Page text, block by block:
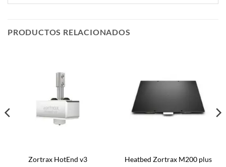
PRODUCTOS RELACIONADOS
Zortrax HotEnd v3 Heatbed Zortrax M200 plus